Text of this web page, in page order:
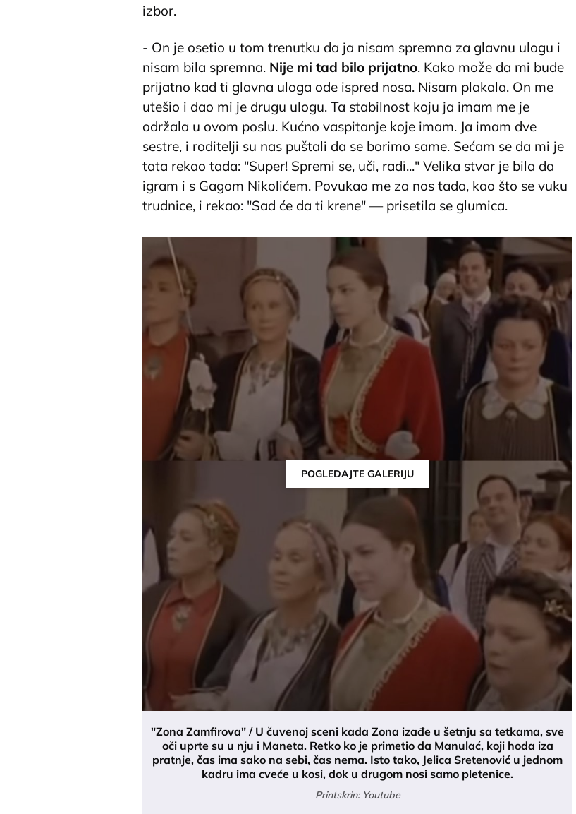
izbor.
- On je osetio u tom trenutku da ja nisam spremna za glavnu ulogu i
nisam bila spremna. Nije mi tad bilo prijatno. Kako može da mi bude
prijatno kad ti glavna uloga ode ispred nosa. Nisam plakala. On me
utešio i dao mi je drugu ulogu. Ta stabilnost koju ja imam me je
održala u ovom poslu. Kućno vaspitanje koje imam. Ja imam dve
sestre, i roditelji su nas puštali da se borimo same. Sećam se da mi je
tata rekao tada: "Super! Spremi se, uči, radi..." Velika stvar je bila da
igram i s Gagom Nikolićem. Povukao me za nos tada, kao što se vuku
trudnice, i rekao: "Sad će da ti krene" ― prisetila se glumica.
POGLEDAJTE GALERIJU
"Zona Zamfirova" / U čuvenoj sceni kada Zona izađe u šetnju sa tetkama, sve
oči uprte su u nju i Maneta. Retko ko je primetio da Manulać, koji hoda iza
pratnje, čas ima sako na sebi, čas nema. Isto tako, Jelica Sretenović u jednom
kadru ima cveće u kosi, dok u drugom nosi samo pletenice.
Printskrin: Youtube